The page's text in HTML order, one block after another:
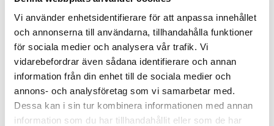
Vi använder enhetsidentifierare för att anpassa innehållet
och annonserna till användarna, tillhandahålla funktioner
för sociala medier och analysera vår trafik. Vi
vidarebefordrar även sådana identifierare och annan
information från din enhet till de sociala medier och
annons- och analysföretag som vi samarbetar med.
Dessa kan i sin tur kombinera informationen med annan
information som du har tillhandahållit eller som de har
Fanny Pålsson
+46 736 630029